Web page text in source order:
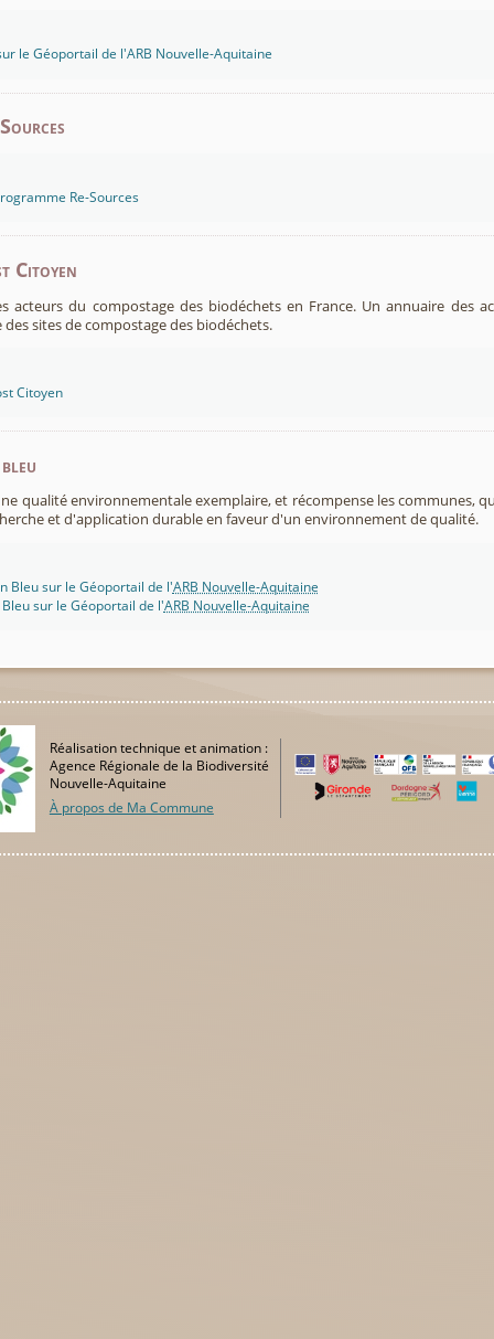
le Géoportail de l'ARB Nouvelle-Aquitaine
Re-Sources
Citoyen
acteurs du compostage des biodéchets en France. Un annuaire des
sites de compostage des biodéchets.
Citoyen
qualité environnementale exemplaire, et récompense les communes,
et d'application durable en faveur d'un environnement de qualité.
Bleu sur le Géoportail de l'ARB Nouvelle-Aquitaine
sur le Géoportail de l'ARB Nouvelle-Aquitaine
Réalisation technique et animation :
Agence Régionale de la Biodiversité
Nouvelle-Aquitaine
À propos de Ma Commune